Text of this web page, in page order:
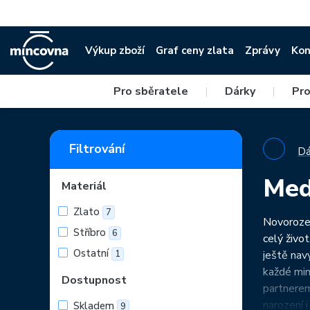
Výkup zboží Graf ceny zlata Zprávy
Pro sběratele | Dárky |
Filtrování
Materiál
Zlato 7
Stříbro 6
Ostatní 1
Dostupnost
Skladem 9
celý
ještě
každé
narození